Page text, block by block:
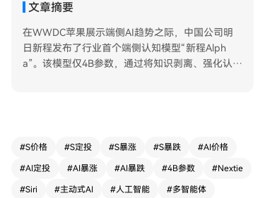
文章摘要
在WWDC苹果展示端侧AI趋势之际，中国公司明
日新程发布了行业首个端侧认知模型“新程Alph
a”。该模型仅4B参数，通过将知识剥离、强化认知
Token成本高昂而难以大规模落地的问题。新程Alp
抽象思考能力。其意义在于：提升多智能体决策质
量、大幅降低云端与端侧部署成本，并为主动式智
#S价格 #S定投 #S暴涨 #S暴跌 #AI价格
#AI定投 #AI暴涨 #AI暴跌 #4B参数 #Nextie
#Siri #主动式AI #人工智能 #多智能体